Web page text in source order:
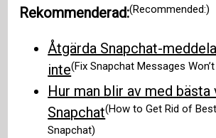
Rekommenderad:(Recommended:)
Åtgärda Snapchat-
inte(Fix Snapchat Messages
Hur man blir av med bästa
Snapchat(How to Get Rid of
Snapchat)